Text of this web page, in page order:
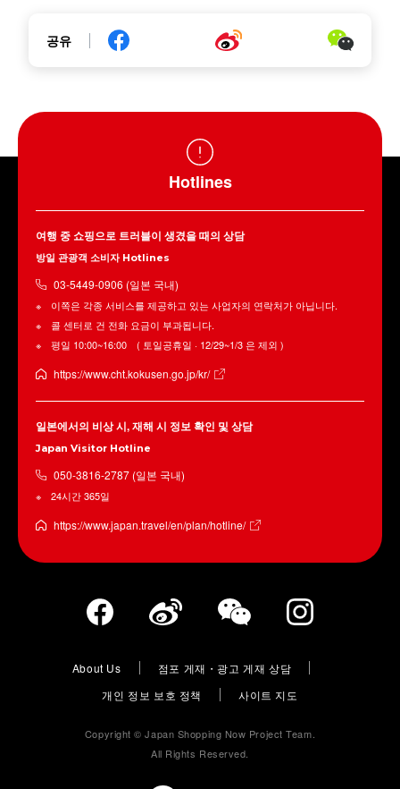
공유
Hotlines
여행 중 쇼핑으로 트러블이 생겼을 때의 상담
방일 관광객 소비자 Hotlines
03-5449-0906 (일본 국내)
이쪽은 각종 서비스를 제공하고 있는 사업자의 연락처가 아닙니다.
콜 센터로 건 전화 요금이 부과됩니다.
평일 10:00~16:00 ( 토일공휴일 · 12/29~1/3 은 제외 )
https://www.cht.kokusen.go.jp/kr/
일본에서의 비상 시, 재해 시 정보 확인 및 상담
Japan Visitor Hotline
050-3816-2787 (일본 국내)
24시간 365일
https://www.japan.travel/en/plan/hotline/
About Us
점포 게재・광고 게재 상담
개인 정보 보호 정책
사이트 지도
Copyright © Japan Shopping Now Project Team.
All Rights Reserved.